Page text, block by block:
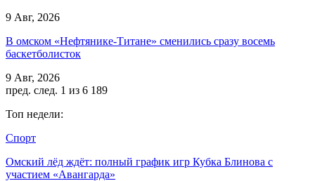
9 Авг, 2026
В омском «Нефтянике-Титане» сменились сразу восемь
баскетболисток
9 Авг, 2026
пред. след. 1 из 6 189
Топ недели:
Спорт
Омский лёд ждёт: полный график игр Кубка Блинова с
участием «Авангарда»